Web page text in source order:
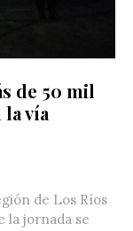
de 50 mil
vía
de Los Ríos
la jornada se